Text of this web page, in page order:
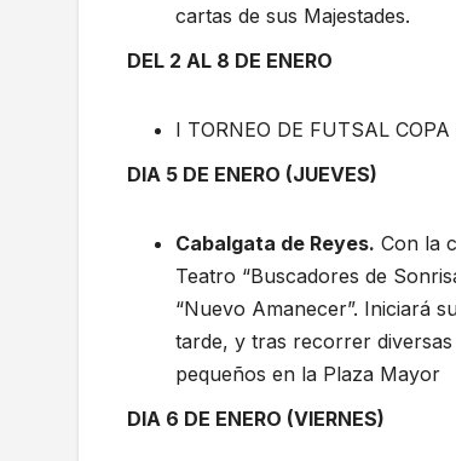
cartas de sus Majestades.
DEL 2 AL 8 DE ENERO
I TORNEO DE FUTSAL
DIA 5 DE ENERO (JUEVES)
Cabalgata de Reyes. Con la
Teatro “Buscadores de
“Nuevo Amanecer”. Iniciará
tarde, y tras recorrer
pequeños en la Plaza Mayor
DIA 6 DE ENERO (VIERNES)